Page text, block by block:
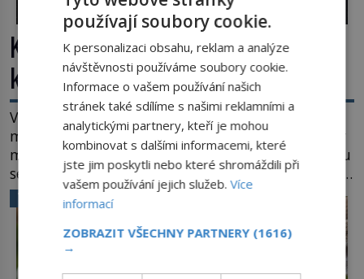
Kosmická hádanka: Jaká je největší
kometa ve známém vesmíru?
Vesmír se rozpíná stále rychleji. Jenže, jak je to
možné? Současná fyzika je v koncích. Odpovědí by
mohla být hypotetická temná energie. Právě na tu
se zaměří pozornost dvojice zkušených astronomů.
Namísto ní ale objeví něco mnohem
hmatatelnějšího. Naprosto rekordní kometu!
Astronomové Pedro Bernardinelli a Gary Bernstein
mravenčí prací zkoumají archivní snímky v rámci
Průzkumu temné energie […]
VĚDA A TECHNIKA
používají soubory cookie.
K personalizaci obsahu, reklam a analýze
návštěvnosti používáme soubory cookie.
Informace o vašem používání našich
stránek také sdílíme s našimi reklamními a
analytickými partnery, kteří je mohou
kombinovat s dalšími informacemi, které
jste jim poskytli nebo které shromáždili při
vašem používání jejich služeb.Více
informací
ZOBRAZIT VŠECHNY PARTNERY (1616)
→